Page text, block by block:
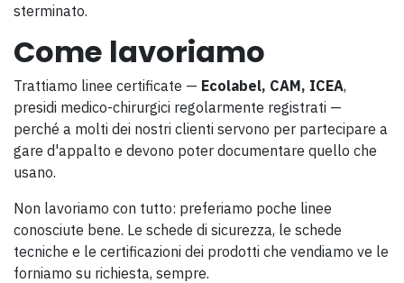
sterminato.
Come lavoriamo
Trattiamo linee certificate — Ecolabel, CAM, ICEA,
presidi medico-chirurgici regolarmente registrati —
perché a molti dei nostri clienti servono per partecipare a
gare d'appalto e devono poter documentare quello che
usano.
Non lavoriamo con tutto: preferiamo poche linee
conosciute bene. Le schede di sicurezza, le schede
tecniche e le certificazioni dei prodotti che vendiamo ve le
forniamo su richiesta, sempre.